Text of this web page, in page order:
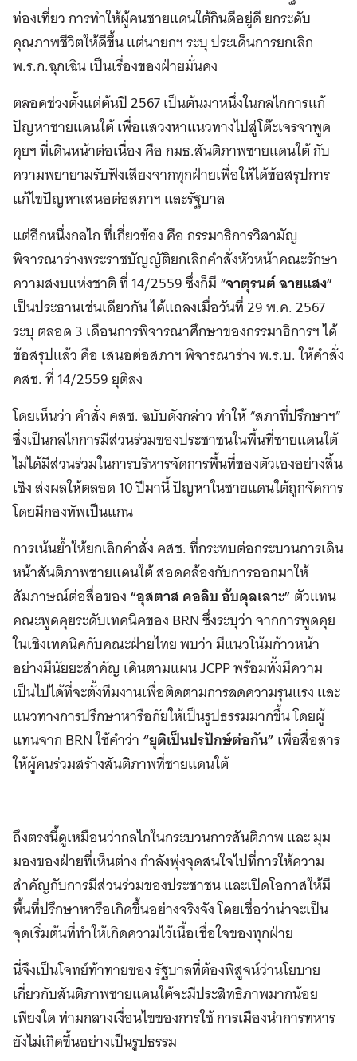
ท่องเที่ยว การทำให้ผู้คนชายแดนใต้กินดีอยู่ดี ยกระดับ
คุณภาพชีวิตให้ดีขึ้น แต่นายกฯ ระบุ ประเด็นการยกเลิก
พ.ร.ก.ฉุกเฉิน เป็นเรื่องของฝ่ายมั่นคง
ตลอดช่วงตั้งแต่ต้นปี 2567 เป็นต้นมาหนึ่งในกลไกการแก้
ปัญหาชายแดนใต้ เพื่อแสวงหาแนวทางไปสู่โต๊ะเจรจาพูด
คุยฯ ที่เดินหน้าต่อเนื่อง คือ กมธ.สันติภาพชายแดนใต้ กับ
ความพยายามรับฟังเสียงจากทุกฝ่ายเพื่อให้ได้ข้อสรุปการ
แก้ไขปัญหาเสนอต่อสภาฯ และรัฐบาล
แต่อีกหนึ่งกลไก ที่เกี่ยวข้อง คือ กรรมาธิการวิสามัญ
พิจารณาร่างพระราชบัญญัติยกเลิกคำสั่งหัวหน้าคณะรักษา
ความสงบแห่งชาติ ที่ 14/2559 ซึ่งก็มี “จาตุรนต์ ฉายแสง”
เป็นประธานเช่นเดียวกัน ได้แถลงเมื่อวันที่ 29 พ.ค. 2567
ระบุ ตลอด 3 เดือนการพิจารณาศึกษาของกรรมาธิการฯ ได้
ข้อสรุปแล้ว คือ เสนอต่อสภาฯ พิจารณาร่าง พ.ร.บ. ให้คำสั่ง
คสช. ที่ 14/2559 ยุติลง
โดยเห็นว่า คำสั่ง คสช. ฉบับดังกล่าว ทำให้ “สภาที่ปรึกษาฯ”
ซึ่งเป็นกลไกการมีส่วนร่วมของประชาชนในพื้นที่ชายแดนใต้
ไม่ได้มีส่วนร่วมในการบริหารจัดการพื้นที่ของตัวเองอย่างสิ้น
เชิง ส่งผลให้ตลอด 10 ปีมานี้ ปัญหาในชายแดนใต้ถูกจัดการ
โดยมีกองทัพเป็นแกน
การเน้นย้ำให้ยกเลิกคำสั่ง คสช. ที่กระทบต่อกระบวนการเดิน
หน้าสันติภาพชายแดนใต้ สอดคล้องกับการออกมาให้
สัมภาษณ์ต่อสื่อของ“อุสตาส คอลิบ อับดุลเลาะ”ตัวแทน
คณะพูดคุยระดับเทคนิคของ BRN ซึ่งระบุว่า จากการพูดคุย
ในเชิงเทคนิคกับคณะฝ่ายไทย พบว่า มีแนวโน้มก้าวหน้า
อย่างมีนัยยะสำคัญ เดินตามแผน JCPP พร้อมทั้งมีความ
เป็นไปได้ที่จะตั้งทีมงานเพื่อติดตามการลดความรุนแรง และ
แนวทางการปรึกษาหารือกัยให้เป็นรูปธรรมมากขึ้น โดยผู้
แทนจาก BRN ใช้คำว่า“ยุติเป็นปรปักษ์ต่อกัน”เพื่อสื่อสาร
ให้ผู้คนร่วมสร้างสันติภาพที่ชายแดนใต้
ถึงตรงนี้ดูเหมือนว่ากลไกในกระบวนการสันติภาพ และ มุม
มองของฝ่ายที่เห็นต่าง กำลังพุ่งจุดสนใจไปที่การให้ความ
สำคัญกับการมีส่วนร่วมของประชาชน และเปิดโอกาสให้มี
พื้นที่ปรึกษาหารือเกิดขึ้นอย่างจริงจัง โดยเชื่อว่าน่าจะเป็น
จุดเริ่มต้นที่ทำให้เกิดความไว้เนื้อเชื่อใจของทุกฝ่าย
นี่จึงเป็นโจทย์ท้าทายของ รัฐบาลที่ต้องพิสูจน์ว่านโยบาย
เกี่ยวกับสันติภาพชายแดนใต้จะมีประสิทธิภาพมากน้อย
เพียงใด ท่ามกลางเงื่อนไขของการใช้ การเมืองนำการทหาร
ยังไม่เกิดขึ้นอย่างเป็นรูปธรรม